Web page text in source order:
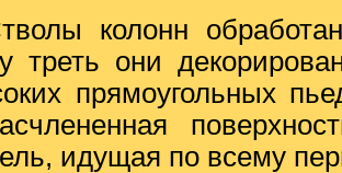
колонн
треть они
прямоугольных
идущая по всему